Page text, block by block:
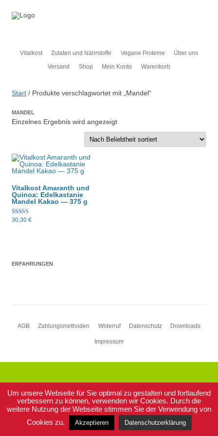
Inhalt
Vitalkost Zutaten und Nährstoffe Vegane Proteine Über uns
Versand Shop Mein Konto Warenkorb
Start / Produkte verschlagwortet mit „Mandel“
MANDEL
Einzelnes Ergebnis wird angezeigt
Vitalkost Amaranth und
Quinoa: Edelkastanie
Mandel Kakao — 375 g
Bewertet mit
30,30 €
ERFAHRUNGEN
Zum
AGB Zahlungsmethoden Widerruf Datenschutz Downloads
Impressum
Um unsere Webseite für Sie optimal zu gestalten und fortlaufend
verbessern zu können, verwenden wir Cookies. Durch die
weitere Nutzung der Webseite stimmen Sie der Verwendung von
Cookies zu.
Akzeptieren Datenschutzerklärung